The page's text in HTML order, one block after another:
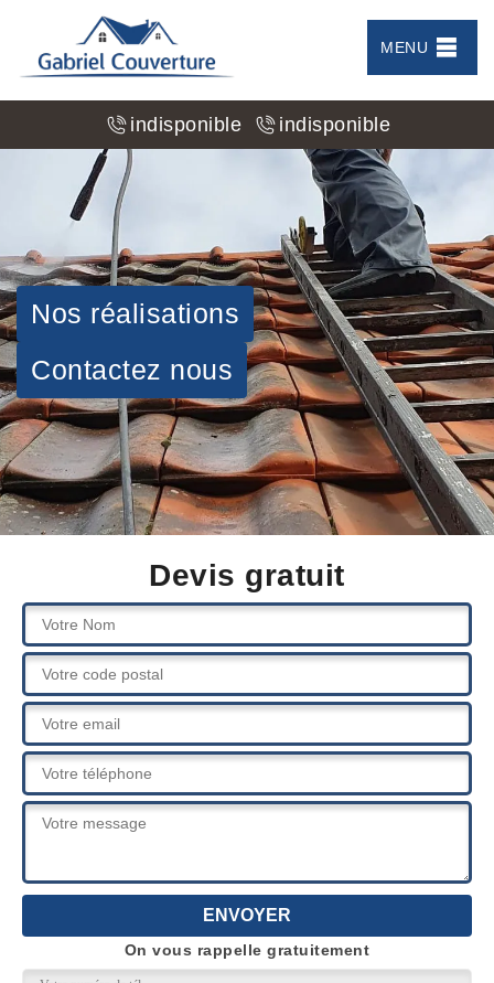
MENU
indisponible indisponible
Nos réalisations
Contactez nous
Devis gratuit
On vous rappelle gratuitement